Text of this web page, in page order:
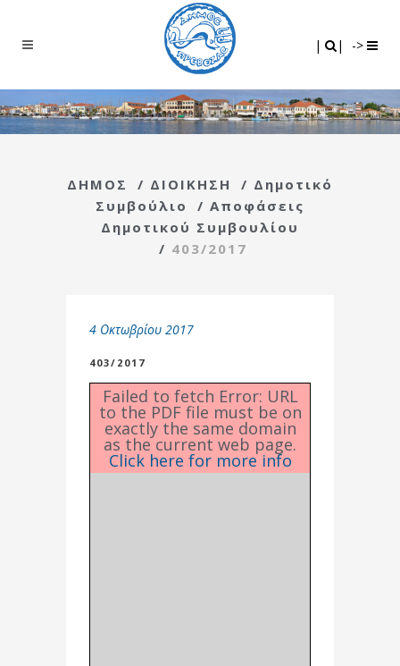
| | ->
ΔΗΜΟΣ / ΔΙΟΙΚΗΣΗ / Δημοτικό
Συμβούλιο
/ Αποφάσεις
Δημοτικού Συμβουλίου
/ 403/2017
4 Οκτωβρίου 2017
403/2017
Failed to fetch Error: URL
to the PDF file must be on
exactly the same domain
as the current web page.
Click here for more info